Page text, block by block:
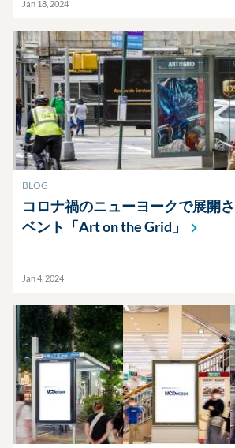
Jan 18, 2024
BLOG
コロナ禍のニューヨークで展開
ベント「Art on theGrid」
Jan 4, 2024